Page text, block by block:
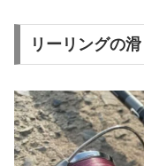
リーリングの